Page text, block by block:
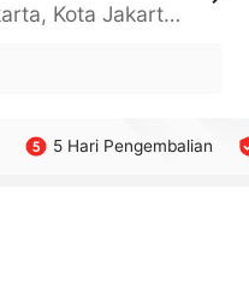
Daerah Khusus Ibukota Jakarta, Kota Jakarta Barat, Cengkareng, yy
5 Hari Pengembalian